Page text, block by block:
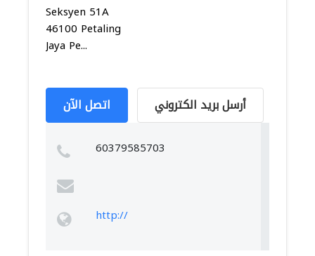
Seksyen 51A
46100 Petaling
Jaya Pe...
اتصل الآن أرسل بريد الكتروني
60379585703
http://